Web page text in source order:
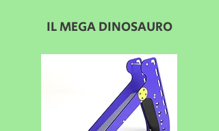
IL MEGA DINOSAURO